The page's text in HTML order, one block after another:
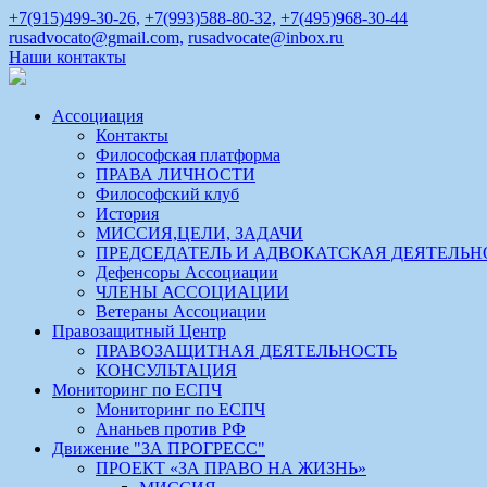
+7(915)499-30-26, +7(993)588-80-32, +7(495)968-30-44
rusadvocato@gmail.com, rusadvocate@inbox.ru
Наши контакты
Ассоциация
Контакты
Философская платформа
ПРАВА ЛИЧНОСТИ
Философский клуб
История
МИССИЯ,ЦЕЛИ, ЗАДАЧИ
ПРЕДСЕДАТЕЛЬ И АДВОКАТСКАЯ
Дефенсоры Ассоциации
ЧЛЕНЫ АССОЦИАЦИИ
Ветераны Ассоциации
Правозащитный Центр
ПРАВОЗАЩИТНАЯ ДЕЯТЕЛЬНОСТЬ
КОНСУЛЬТАЦИЯ
Мониторинг по ЕСПЧ
Мониторинг по ЕСПЧ
Ананьев против РФ
Движение "ЗА ПРОГРЕСС"
ПРОЕКТ «ЗА ПРАВО НА ЖИЗНЬ»